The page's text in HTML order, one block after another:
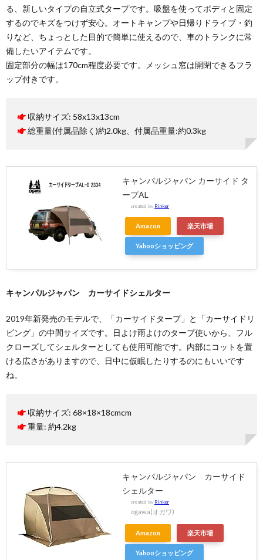
る、新しいタイプの自立式タープです。吸盤を使ってボディと固定
するのでキズをつけず安心。オートキャンプや日帰りドライブ・釣
りなど、ちょっとした目的で簡単に使えるので、車のトランクに常
備したいアイテムです。
固定部分の幅は170cm程度必要です。メッシュ窓は開閉できるフラ
ップ付きです。
収納サイズ: 58x13x13cm
総重量(付属品除く)約2.0kg、付属品重量:約0.3kg
キャンパルジャパン カーサイド タ
ープAL
created by Rinker
Amazon 楽天市場
Yahooショッピング
キャンパルジャパン カーサイドシェルター
2019年新発売のモデルで、「カーサイドタープ」と「カーサイドリ
ビング」の中間サイズです。日よけ雨よけのタープ使いから、フル
クローズしてシェルターとしても使用可能です。内部にコットを置
ける広さがありますので、日中に仮眠したりするのにもいいです
ね。
収納サイズ: 68×18×18cmcm
重量: 約4.2kg
キャンパルジャパン カーサイド
シェルター
created by Rinker
ogawa(オガワ)
Amazon 楽天市場
Yahooショッピング